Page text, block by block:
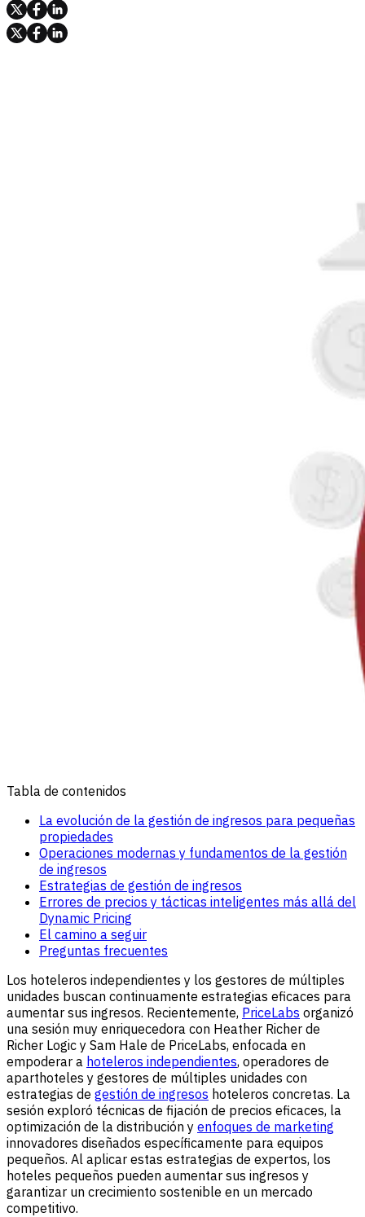
Tabla de contenidos
La evolución de la gestión de ingresos para pequeñas
propiedades
Operaciones modernas y fundamentos de la gestión
de ingresos
Estrategias de gestión de ingresos
Errores de precios y tácticas inteligentes más allá del
Dynamic Pricing
El camino a seguir
Preguntas frecuentes
Los hoteleros independientes y los gestores de múltiples
unidades buscan continuamente estrategias eficaces para
aumentar sus ingresos. Recientemente, PriceLabs organizó
una sesión muy enriquecedora con Heather Richer de
Richer Logic y Sam Hale de PriceLabs, enfocada en
empoderar a hoteleros independientes, operadores de
aparthoteles y gestores de múltiples unidades con
estrategias de gestión de ingresos hoteleros concretas. La
sesión exploró técnicas de fijación de precios eficaces, la
optimización de la distribución y enfoques de marketing
innovadores diseñados específicamente para equipos
pequeños. Al aplicar estas estrategias de expertos, los
hoteles pequeños pueden aumentar sus ingresos y
garantizar un crecimiento sostenible en un mercado
competitivo.